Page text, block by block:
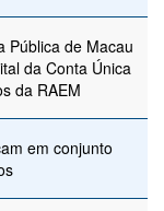
Pública de Macau
da Conta Única
da RAEM
em conjunto